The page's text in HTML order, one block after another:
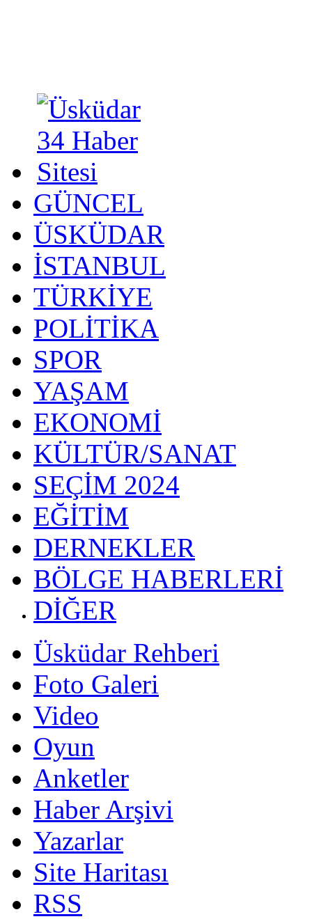
GÜNCEL
ÜSKÜDAR
İSTANBUL
TÜRKİYE
POLİTİKA
SPOR
YAŞAM
EKONOMİ
KÜLTÜR/SANAT
SEÇİM 2024
EĞİTİM
DERNEKLER
BÖLGE HABERLERİ
DİĞER
Üsküdar Rehberi
Foto Galeri
Video
Oyun
Anketler
Haber Arşivi
Yazarlar
Site Haritası
RSS